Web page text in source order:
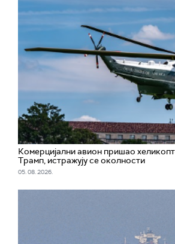
Комерцијални авион пришао
Трамп, истражују се околности
05. 08. 2026.